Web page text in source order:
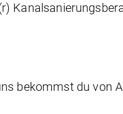
bekommst du von